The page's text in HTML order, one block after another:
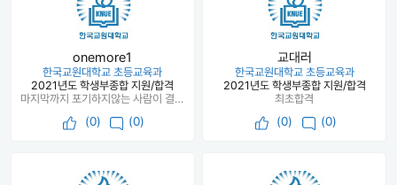
onemore1
한국교원대학교 초등교육과
2021년도 학생부종합 지원/합격
마지막까지 포기하지않는 사람이 결국 성공합니다.
(0) (0)
교대러
한국교원대학교 초등교육과
2021년도 학생부종합 지원/합격
최초합격
(0) (0)